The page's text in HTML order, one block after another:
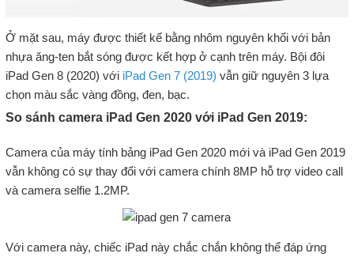
Ở mặt sau, máy được thiết kế bằng nhôm nguyên khối với bản
nhựa ăng-ten bắt sóng được kết hợp ở cạnh trên máy. Bội đôi
iPad Gen 8 (2020) với iPad Gen 7 (2019) vẫn giữ nguyên 3 lựa
chọn màu sắc vàng đồng, đen, bạc.
So sánh camera iPad Gen 2020 với iPad Gen 2019:
Camera của máy tính bảng iPad Gen 2020 mới và iPad Gen 2019
vẫn không có sự thay đổi với camera chính 8MP hỗ trợ video call
và camera selfie 1.2MP.
Với camera này, chiếc iPad này chắc chắn không thể đáp ứng